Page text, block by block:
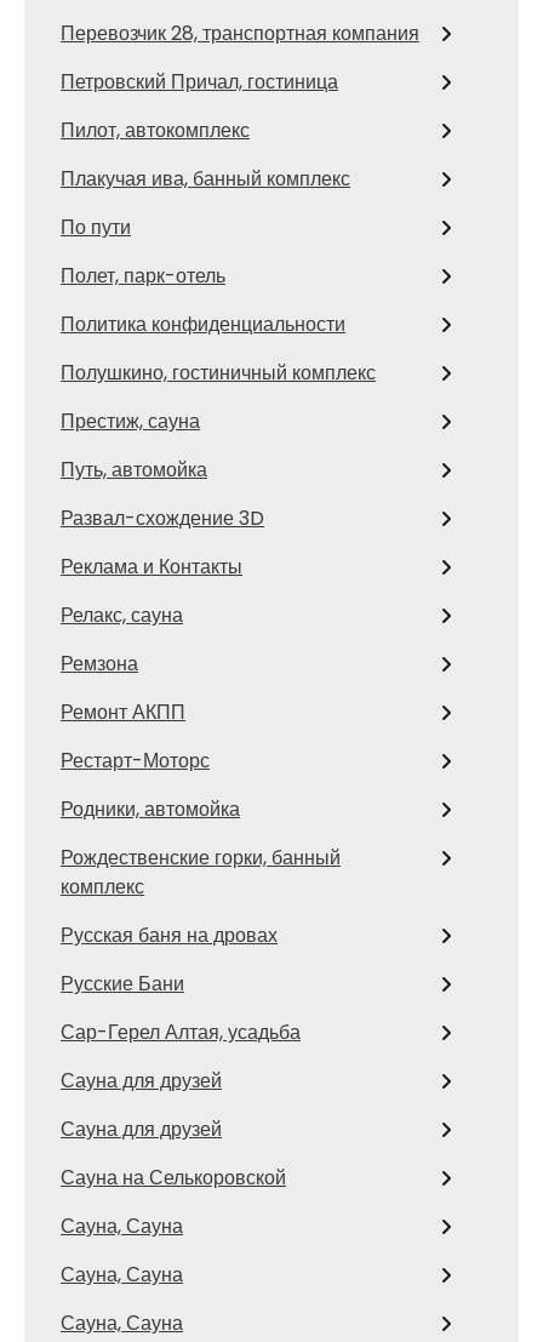
Перевозчик 28, транспортная компания
Петровский Причал, гостиница
Пилот, автокомплекс
Плакучая ива, банный комплекс
По пути
Полет, парк-отель
Политика конфиденциальности
Полушкино, гостиничный комплекс
Престиж, сауна
Путь, автомойка
Развал-схождение 3D
Реклама и Контакты
Релакс, сауна
Ремзона
Ремонт АКПП
Рестарт-Моторс
Родники, автомойка
Рождественские горки, банный
комплекс
Русская баня на дровах
Русские Бани
Сар-Герел Алтая, усадьба
Сауна для друзей
Сауна для друзей
Сауна на Селькоровской
Сауна, Сауна
Сауна, Сауна
Сауна, Сауна